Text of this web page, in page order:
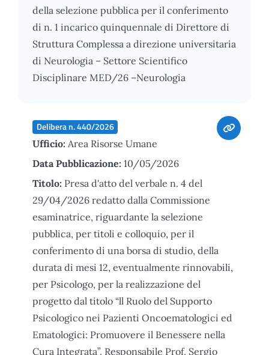
della selezione pubblica per il conferimento
di n. 1 incarico quinquennale di Direttore di
Struttura Complessa a direzione universitaria
di Neurologia – Settore Scientifico
Disciplinare MED/26 –Neurologia
Delibera n. 440/2026
Ufficio: Area Risorse Umane
Data Pubblicazione: 10/05/2026
Titolo: Presa d'atto del verbale n. 4 del
29/04/2026 redatto dalla Commissione
esaminatrice, riguardante la selezione
pubblica, per titoli e colloquio, per il
conferimento di una borsa di studio, della
durata di mesi 12, eventualmente rinnovabili,
per Psicologo, per la realizzazione del
progetto dal titolo “ll Ruolo del Supporto
Psicologico nei Pazienti Oncoematologici ed
Ematologici: Promuovere il Benessere nella
Cura Integrata”. Responsabile Prof. Sergio